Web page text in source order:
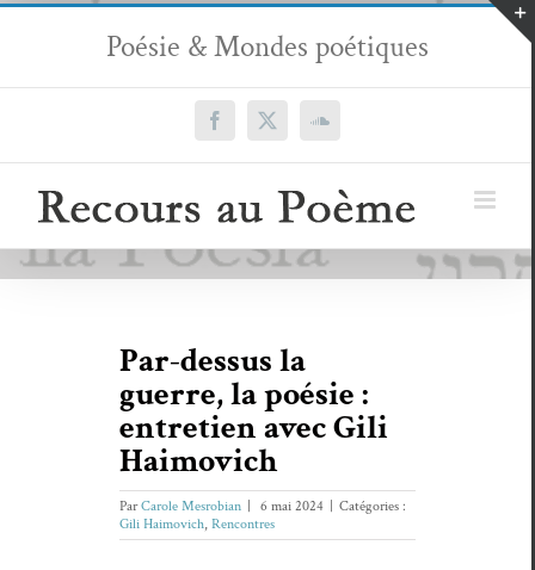
Passer
contenu
Poésie & Mondes poétiques
Facebook
X SoundCloud
Par-dessus la
guerre, la poésie :
entretien avec Gili
Haimovich
ParCarole Mesrobian 6 mai 2024
Catégories :
Gili Haimovich, Rencontres